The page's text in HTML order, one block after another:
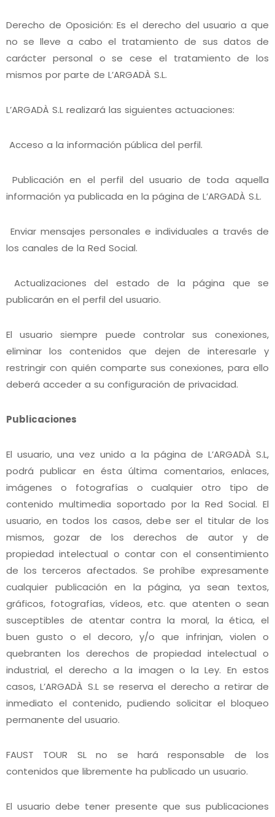
Derecho de Oposición: Es el derecho del usuario a que
no se lleve a cabo el tratamiento de sus datos de
carácter personal o se cese el tratamiento de los
mismos por parte de L’ARGADÀ S.L.
L’ARGADÀ S.L realizará las siguientes actuaciones:
Acceso a la información pública del perfil.
Publicación en el perfil del usuario de toda aquella
información ya publicada en la página de L’ARGADÀ S.L.
Enviar mensajes personales e individuales a través de
los canales de la Red Social.
Actualizaciones del estado de la página que se
publicarán en el perfil del usuario.
El usuario siempre puede controlar sus conexiones,
eliminar los contenidos que dejen de interesarle y
restringir con quién comparte sus conexiones, para ello
deberá acceder a su configuración de privacidad.
Publicaciones
El usuario, una vez unido a la página de L’ARGADÀ S.L,
podrá publicar en ésta última comentarios, enlaces,
imágenes o fotografías o cualquier otro tipo de
contenido multimedia soportado por la Red Social. El
usuario, en todos los casos, debe ser el titular de los
mismos, gozar de los derechos de autor y de
propiedad intelectual o contar con el consentimiento
de los terceros afectados. Se prohíbe expresamente
cualquier publicación en la página, ya sean textos,
gráficos, fotografías, vídeos, etc. que atenten o sean
susceptibles de atentar contra la moral, la ética, el
buen gusto o el decoro, y/o que infrinjan, violen o
quebranten los derechos de propiedad intelectual o
industrial, el derecho a la imagen o la Ley. En estos
casos, L’ARGADÀ S.L se reserva el derecho a retirar de
inmediato el contenido, pudiendo solicitar el bloqueo
permanente del usuario.
FAUST TOUR SL no se hará responsable de los
contenidos que libremente ha publicado un usuario.
El usuario debe tener presente que sus publicaciones